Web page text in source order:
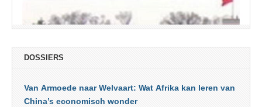
DOSSIERS
Van Armoede naar Welvaart: Wat Afrika kan leren van
China’s economisch wonder